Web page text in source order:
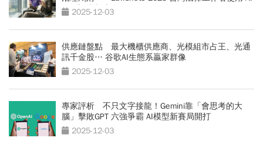
現況調查報告
2025-12-03
供應鏈盤點 最大機櫃供應商、光模組市占王、光通
訊千金股… 谷歌AI生態系贏家群像
2025-12-03
專家評析 不只文字接龍！Gemini靠「會思考的大
腦」擊敗GPT 六強爭霸 AI模型新賽局開打
2025-12-03